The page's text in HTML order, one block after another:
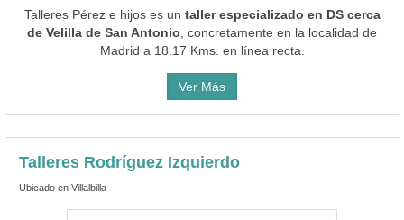
Talleres Pérez e hijos es un taller especializado en DS cerca
de Velilla de San Antonio , concretamente en la localidad de
Madrid a 18.17 Kms. en línea recta.
Ver Más
Talleres Rodríguez Izquierdo
Ubicado en Villalbilla